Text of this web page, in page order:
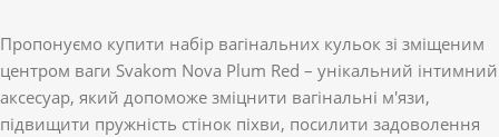
Пропонуємо купити набір вагінальних кульок зі зміщеним
центром ваги Svakom Nova Plum Red – унікальний інтимний
аксесуар, який допоможе зміцнити вагінальні м'язи,
підвищити пружність стінок піхви, посилити задоволення